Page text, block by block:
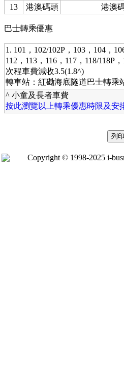
13
港澳碼頭 港澳
巴士轉乘優惠
1. 101，102/102P，103，104，
112，113，116，117，118/118P
次程車費減收3.5(1.8^)
轉車站：紅磡海底隧道巴士轉乘
^ 小童及長者車費
按此瀏覽以上轉乘優惠時限及安
Copyright © 1998-2025 i-